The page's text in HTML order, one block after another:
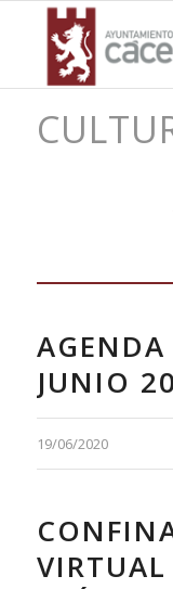
JUNIO
19/06/2020
VIRTUAL